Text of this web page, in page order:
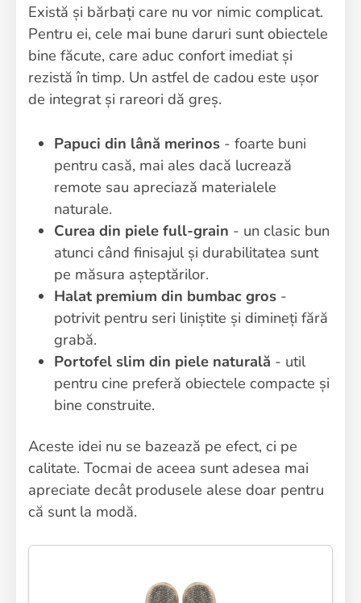
Există și bărbați care nu vor nimic complicat.
Pentru ei, cele mai bune daruri sunt obiectele
bine făcute, care aduc confort imediat și
rezistă în timp. Un astfel de cadou este ușor
de integrat și rareori dă greș.
Papuci din lână merinos - foarte buni
pentru casă, mai ales dacă lucrează
remote sau apreciază materialele
naturale.
Curea din piele full-grain - un clasic bun
atunci când finisajul și durabilitatea sunt
pe măsura așteptărilor.
Halat premium din bumbac gros -
potrivit pentru seri liniștite și dimineți fără
grabă.
Portofel slim din piele naturală - util
pentru cine preferă obiectele compacte și
bine construite.
Aceste idei nu se bazează pe efect, ci pe
calitate. Tocmai de aceea sunt adesea mai
apreciate decât produsele alese doar pentru
că sunt la modă.